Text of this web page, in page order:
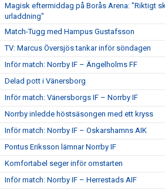
Magisk eftermiddag på Borås Arena: "Riktigt
urladdning"
Match-Tugg med Hampus Gustafsson
TV: Marcus Översjös tankar inför söndagen
Inför match: Norrby IF – Ängelholms FF
Delad pott i Vänersborg
Inför match: Vänersborgs IF – Norrby IF
Norrby inledde höstsäsongen med ett kryss
Inför match: Norrby IF – Oskarshamns AIK
Pontus Eriksson lämnar Norrby IF
Komfortabel seger inför omstarten
Inför match: Norrby IF – Herrestads AIF